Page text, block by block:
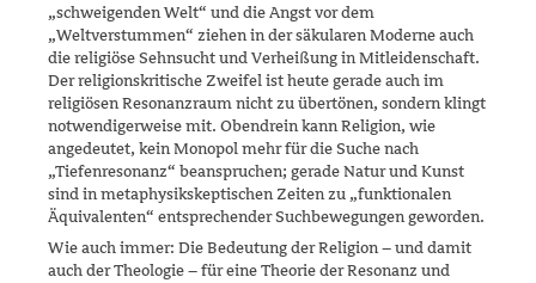
„schweigenden Welt“ und die Angst vor dem
„Weltverstummen“ ziehen in der säkularen Moderne auch
die religiöse Sehnsucht und Verheißung in Mitleidenschaft.
Der religions­kritische Zweifel ist heute gerade auch im
religiösen Resonanzraum nicht zu übertönen, sondern klingt
notwendigerweise mit. Obendrein kann Religion, wie
angedeutet, kein Monopol mehr für die Suche nach
„Tiefenresonanz“ beanspruchen; gerade Natur und Kunst
sind in meta­physikskeptischen Zeiten zu „funktionalen
Äquivalenten“ entspre­chender Suchbewegungen geworden.
Wie auch immer: Die Bedeutung der Religion – und damit
auch der Theologie – für eine Theorie der Resonanz und